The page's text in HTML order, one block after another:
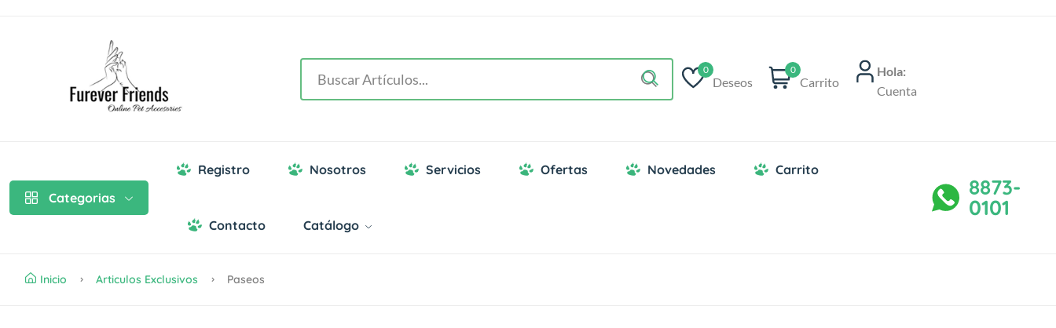
0
Deseos
0
Carrito
Hola:
Cuenta
Categorias
Registro Nosotros Servicios Ofertas Novedades Carrito
Contacto Catálogo
8873-
0101
Inicio Articulos Exclusivos Paseos